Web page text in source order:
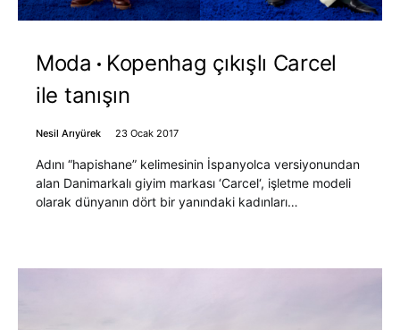
Moda
Kopenhag çıkışlı Carcel
ile tanışın
Nesil Arıyürek 23 Ocak 2017
Adını “hapishane” kelimesinin İspanyolca versiyonundan
alan Danimarkalı giyim markası ‘Carcel‘, işletme modeli
olarak dünyanın dört bir yanındaki kadınları…